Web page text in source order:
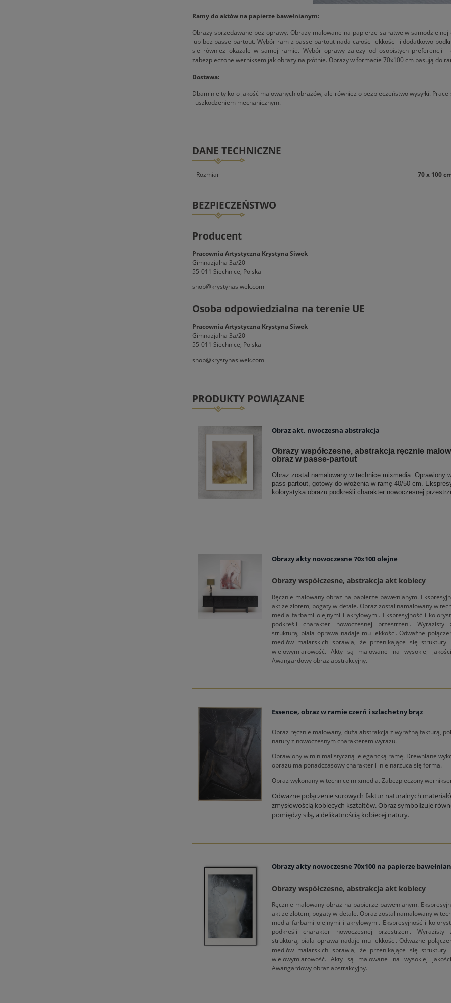
Ramy do aktów na papierze bawełnianym:
Obrazy sprzedawane bez oprawy. Obrazy malowane na papierze są łatwe w
lub bez passe-partout. Wybór ram z passe-partout nada całości lekkości i dodatkowo
się również okazale w samej ramie. Wybór oprawy zależy od osobistych preferencji
zabezpieczone werniksem jak obrazy na płótnie. Obrazy w formacie 70x100 cm pasują do
Dostawa:
Dbam nie tylko o jakość malowanych obrazów, ale również o bezpieczeństwo wysyłki.
i uszkodzeniem mechanicznym.
DANE TECHNICZNE
Rozmiar 70 x 100
BEZPIECZEŃSTWO
Producent
Pracownia Artystyczna Krystyna Siwek
Gimnazjalna 3a/20
55-011 Siechnice, Polska
shop@krystynasiwek.com
Osoba odpowiedzialna na terenie UE
Pracownia Artystyczna Krystyna Siwek
Gimnazjalna 3a/20
55-011 Siechnice, Polska
shop@krystynasiwek.com
PRODUKTY POWIĄZANE
Obraz akt, nwoczesna abstrakcja
Obrazy współczesne, abstrakcja ręcznie
obraz w passe-partout
Obraz został namalowany w technice mixmedia. Oprawiony
pass-partout, gotowy do włożenia w ramę 40/50 cm.
kolorystyka obrazu podkreśli charakter nowoczesnej
Obrazy akty nowoczesne 70x100 olejne
Obrazy współczesne, abstrakcja akt kobiecy
Ręcznie malowany obraz na papierze bawełnianym.
akt ze złotem, bogaty w detale. Obraz został namalowany w
media farbami olejnymi i akrylowymi. Ekspresyjność i
podkreśli charakter nowoczesnej przestrzeni. Wyrazisty
strukturą, biała oprawa nadaje mu lekkości. Odważne
mediów malarskich sprawia, że przenikające się struktury
wielowymiarowość. Akty są malowane na wysokiej
Awangardowy obraz abstrakcyjny.
Essence, obraz w ramie czerń i szlachetny brąz
Obraz ręcznie malowany, duża abstrakcja z wyraźną fakturą,
natury z nowoczesnym charakterem wyrazu.
Oprawiony w minimalistyczną elegancką ramę. Drewniane
obrazu ma ponadczasowy charakter i nie narzuca się formą.
Obraz wykonany w technice mixmedia. Zabezpieczony
Odważne połączenie surowych faktur naturalnych
zmysłowością kobiecych kształtów. Obraz symbolizuje
pomiędzy siłą, a delikatnością kobiecej natury.
Obrazy akty nowoczesne 70x100 na papierze
Obrazy współczesne, abstrakcja akt kobiecy
Ręcznie malowany obraz na papierze bawełnianym.
akt ze złotem, bogaty w detale. Obraz został namalowany w
media farbami olejnymi i akrylowymi. Ekspresyjność i
podkreśli charakter nowoczesnej przestrzeni. Wyrazisty
strukturą, biała oprawa nadaje mu lekkości. Odważne
mediów malarskich sprawia, że przenikające się struktury
wielowymiarowość. Akty są malowane na wysokiej
Awangardowy obraz abstrakcyjny.